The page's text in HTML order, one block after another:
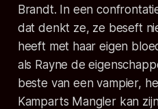
Brandt. In een
dat denkt ze, ze beseft
heeft met haar eigen
als Rayne de
beste van een vampier,
Kamparts Mangler kan